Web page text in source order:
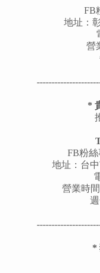
FB
地址：
營
---------
*
FB粉絲
地址：台
營業時間
---------
*